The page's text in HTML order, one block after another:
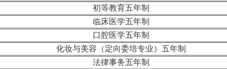
初等教育五年制
临床医学五年制
口腔医学五年制
化妆与美容 （定向委培专业）五年制
法律事务五年制